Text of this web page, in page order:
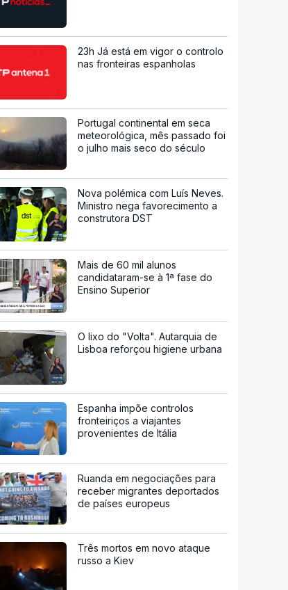
23h Já está em vigor o controlo
nas fronteiras espanholas
Portugal continental em seca
meteorológica, mês passado foi
o julho mais seco do século
Nova polémica com Luís Neves.
Ministro nega favorecimento a
construtora DST
Mais de 60 mil alunos
candidataram-se à 1ª fase do
Ensino Superior
O lixo do "Volta". Autarquia de
Lisboa reforçou higiene urbana
Espanha impõe controlos
fronteiriços a viajantes
provenientes de Itália
Ruanda em negociações para
receber migrantes deportados
de países europeus
Três mortos em novo ataque
russo a Kiev